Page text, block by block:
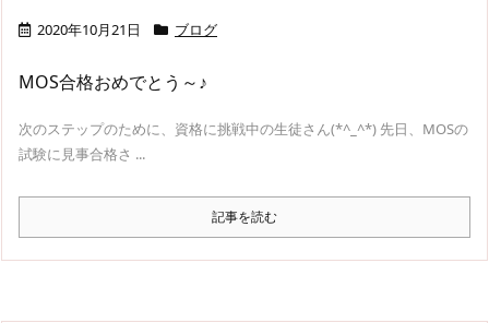
2020年10月21日 ブログ
MOS合格おめでとう～♪
次のステップのために、資格に挑戦中の生徒さん(*^_^*) 先日、MOSの
試験に見事合格さ ...
記事を読む